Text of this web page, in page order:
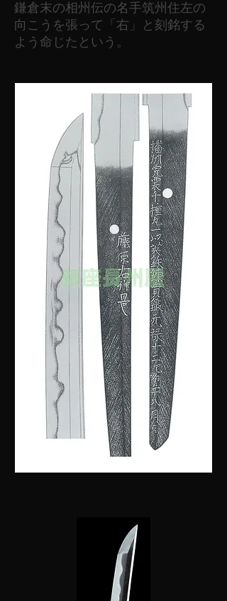
鎌倉末の相州伝の名手筑州住左の
向こうを張って「右」と刻銘する
よう命じたという。